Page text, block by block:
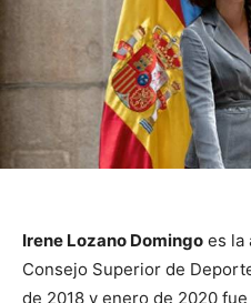
Irene Lozano Domingo es la
Consejo Superior de
de 2018 y enero de 2020